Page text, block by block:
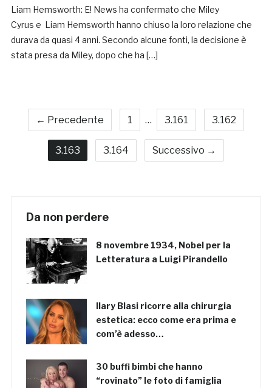
Liam Hemsworth: E! News ha confermato che Miley
Cyrus e Liam Hemsworth hanno chiuso la loro relazione che
durava da quasi 4 anni. Secondo alcune fonti, la decisione è
stata presa da Miley, dopo che ha […]
← Precedente 1 … 3.161 3.162
3.163 3.164 Successivo →
Da non perdere
8 novembre 1934, Nobel per la
Letteratura a Luigi Pirandello
Ilary Blasi ricorre alla chirurgia
estetica: ecco come era prima e
com’è adesso…
30 buffi bimbi che hanno
“rovinato” le foto di famiglia